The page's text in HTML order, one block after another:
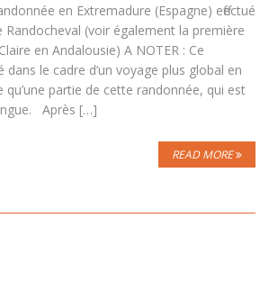
en Extremadure (Espagne) effectué
Randocheval (voir également la première
en Andalousie) A NOTER : Ce
dans le cadre d’un voyage plus global en
qu’une partie de cette randonnée, qui est
Après […]
READ MORE